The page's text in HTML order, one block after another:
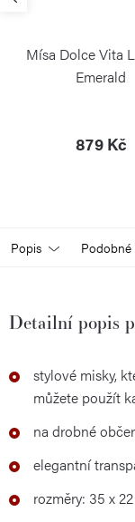
Mísa Dolce Vita
Emerald
879 Kč
Popis Podobné
Detailní popis
stylové misky,
můžete použít
na drobné
elegantní
rozměry: 35 x